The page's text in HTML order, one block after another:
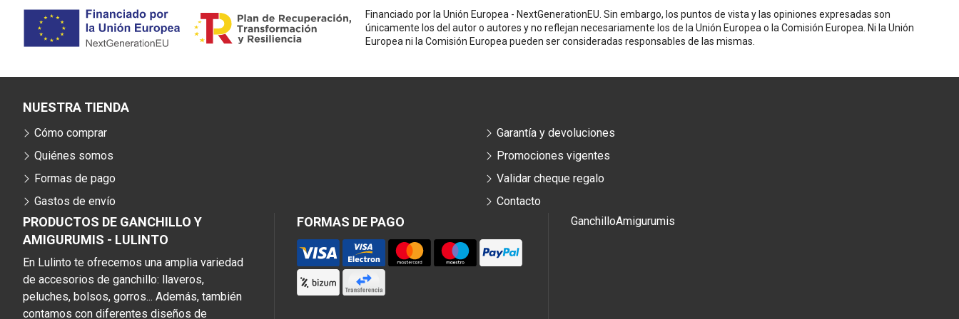
Financiado por la Unión Europea - NextGenerationEU. Sin embargo, los puntos de vista y las opiniones expresadas son
únicamente los del autor o autores y no reflejan necesariamente los de la Unión Europea o la Comisión Europea. Ni la Unión
Europea ni la Comisión Europea pueden ser consideradas responsables de las mismas.
PRODUCTOS DE GANCHILLO Y
AMIGURUMIS - LULINTO
En Lulinto te ofrecemos una amplia variedad
de accesorios de ganchillo: llaveros,
peluches, bolsos, gorros... Además, también
contamos con diferentes diseños de
FORMAS DE PAGO
NUESTRA TIENDA
Cómo comprar
Quiénes somos
Formas de pago
Gastos de envío
Garantía y devoluciones
Promociones vigentes
Validar cheque regalo
Contacto
GanchilloAmigurumis